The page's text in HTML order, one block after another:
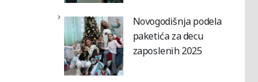
Novogodišnja podela
paketića za decu
zaposlenih 2025